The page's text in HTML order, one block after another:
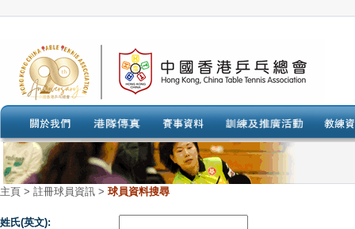
主頁 > 註冊球員資訊 > 球員資料搜尋
姓氏(英文):